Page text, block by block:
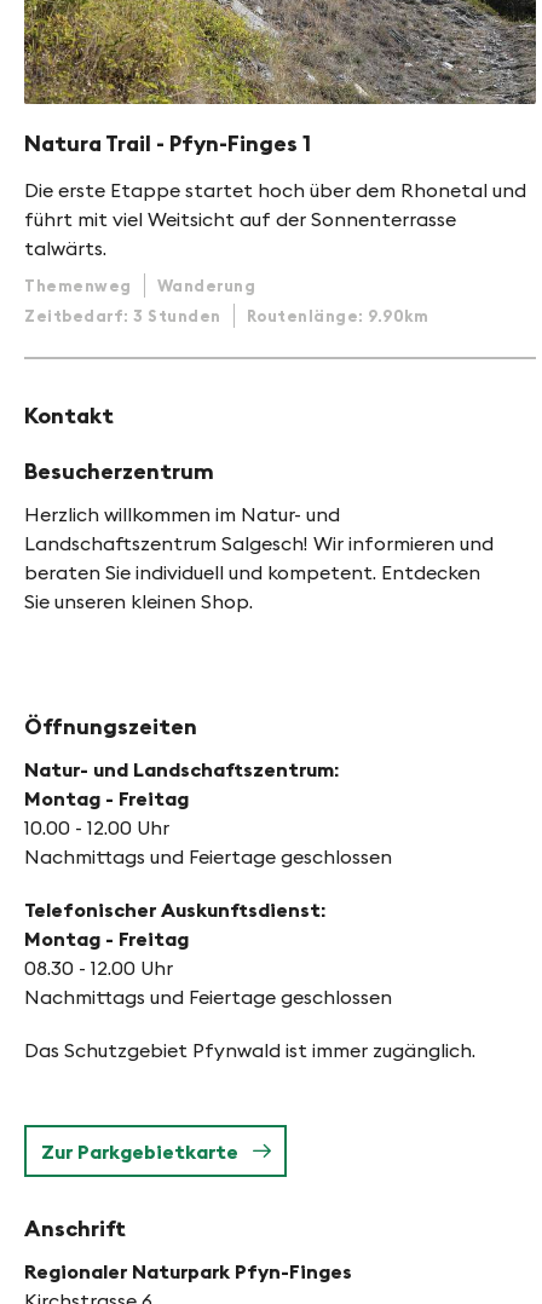
Natura Trail - Pfyn-Finges 1
Die erste Etappe startet hoch über dem Rhonetal und
führt mit viel Weitsicht auf der Sonnenterrasse
talwärts.
Themenweg
Wanderung
Zeitbedarf: 3 Stunden
Routenlänge: 9.90km
Kontakt
Besucherzentrum
Herzlich willkommen im Natur- und
Landschaftszentrum Salgesch! Wir informieren und
beraten Sie individuell und kompetent. Entdecken
Sie unseren kleinen Shop.
Öffnungszeiten
Natur- und Landschaftszentrum:
Montag - Freitag
10.00 - 12.00 Uhr
Nachmittags und Feiertage geschlossen
Telefonischer Auskunftsdienst:
Montag - Freitag
08.30 - 12.00 Uhr
Nachmittags und Feiertage geschlossen
Das Schutzgebiet Pfynwald ist immer zugänglich.
Zur Parkgebietkarte
Anschrift
Regionaler Naturpark Pfyn-Finges